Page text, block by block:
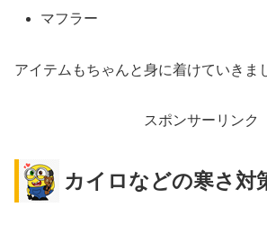
マフラー
アイテムもちゃんと身に着けていきま
スポンサーリンク
カイロなどの寒さ対